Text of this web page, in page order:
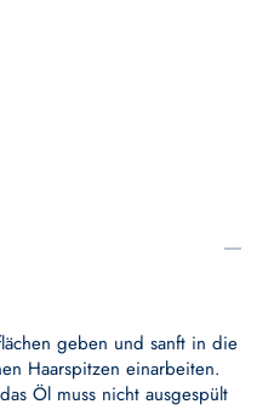
geben und sanft in die
Haarspitzen einarbeiten.
Öl muss nicht ausgespült